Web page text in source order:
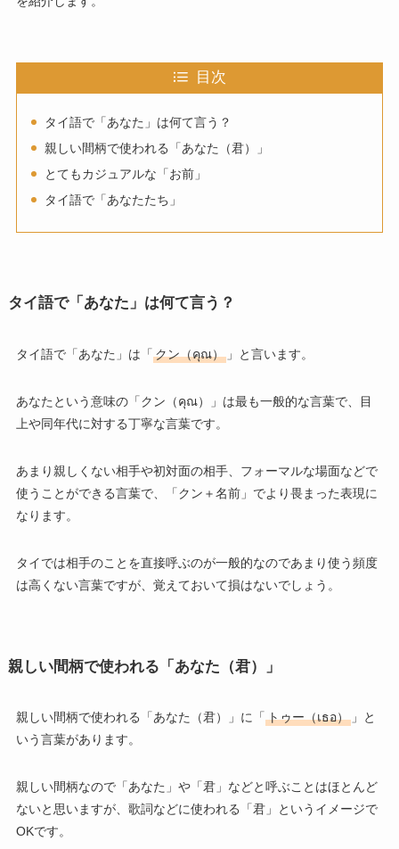
目次
タイ語で「あなた」は何て言う？
親しい間柄で使われる「あなた（君）」
とてもカジュアルな「お前」
タイ語で「あなたたち」
タイ語で「あなた」は何て言う？
タイ語で「あなた」は「 クン（คุณ）」と言います。
あなたという意味の「クン（คุณ）」は最も一般的な言葉で、目
上や同年代に対する丁寧な言葉です。
あまり親しくない相手や初対面の相手、フォーマルな場面などで
使うことができる言葉で、「クン＋名前」でより畏まった表現に
なります。
タイでは相手のことを直接呼ぶのが一般的なのであまり使う頻度
は高くない言葉ですが、覚えておいて損はないでしょう。
親しい間柄で使われる「あなた（君）」
親しい間柄で使われる「あなた（君）」に「 トゥー（เธอ）」と
いう言葉があります。
親しい間柄なので「あなた」や「君」などと呼ぶことはほとんど
ないと思いますが、歌詞などに使われる「君」というイメージで
OKです。